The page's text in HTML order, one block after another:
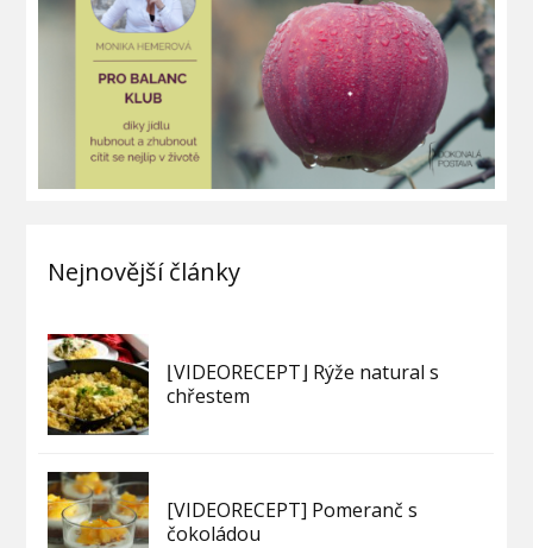
Nejnovější články
⌊VIDEORECEPT⌋ Rýže natural s
chřestem
[VIDEORECEPT] Pomeranč s
čokoládou